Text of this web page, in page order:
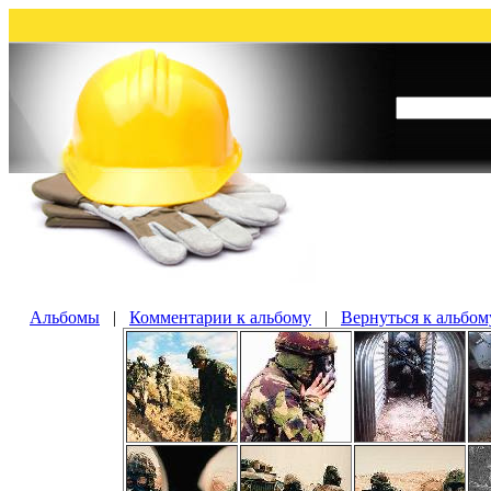
Альбомы | Комментарии к альбому | Вернуться к